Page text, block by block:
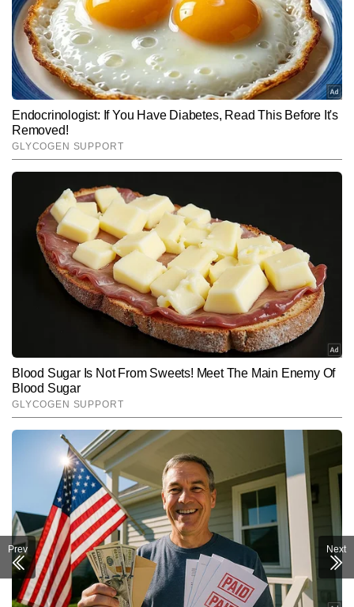
सोना का भाव
हैदराबाद में
सोना का भाव
₹97630 ₹89490 ₹73220
बेंगलुरु में सोना
का भाव
₹97630 ₹89490 ₹73220
गुवाहाटी में सोना
₹97630
केरल में सोना
का भाव
₹97630
चंडीगढ़ में सोना
का भाव
₹97780 ₹89640 ₹73340
अहमदाबाद में
₹97780 ₹89640 ₹73340
Prev Next